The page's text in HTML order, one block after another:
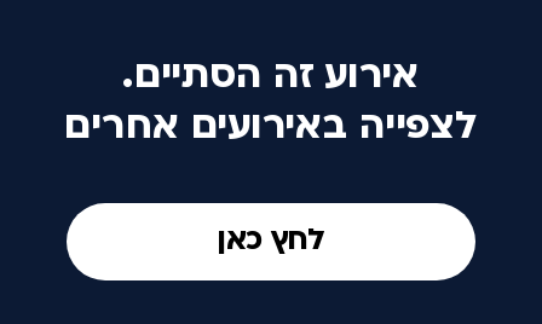
אירוע זה הסתיים.
לצפייה באירועים אחרים
לחץ כאן